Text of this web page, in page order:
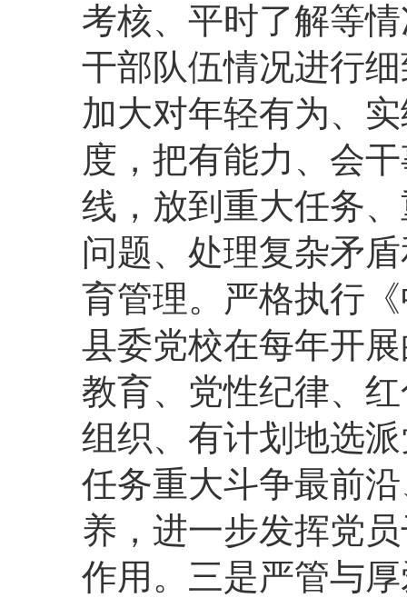
考核、平时了解等
干部队伍情况进行
加大对年轻有为、
度，把有能力、会
线，放到重大任务
问题、处理复杂矛
育管理。严格执行
县委党校在每年开
教育、党性纪律、
组织、有计划地选
任务重大斗争最前
养，进一步发挥党
作用。三是严管与